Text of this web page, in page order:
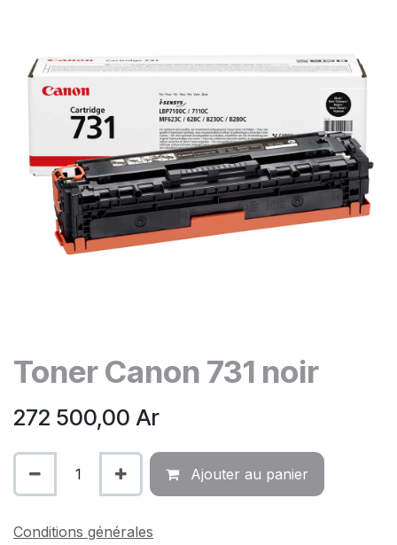
Toner Canon 731 noir
272 500,00 Ar
Ajouter au panier
Conditions générales